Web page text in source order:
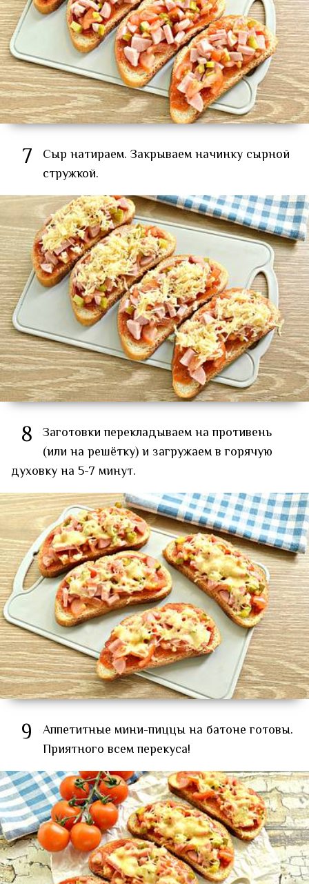
7
Сыр натираем. Закрываем начинку сырной
стружкой.
8 Заготовки перекладываем на противень
(или на решётку) и загружаем в горячую
духовку на 5-7 минут.
9
Аппетитные мини-пиццы на батоне готовы.
Приятного всем перекуса!